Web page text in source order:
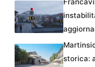
storica: